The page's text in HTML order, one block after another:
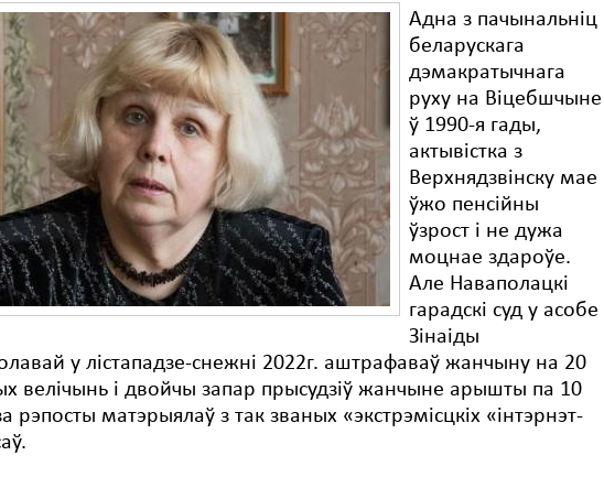
Адна з пачынальніц
беларускага
дэмакратычнага
руху на Віцебшчыне
ў 1990-я гады,
актывістка з
Верхнядзвінску мае
ўжо пенсійны
ўзрост і не дужа
моцнае здароўе.
Але Наваполацкі
гарадскі суд у асобе
Зінаіды
у лістападзе-снежні 2022г. аштрафаваў жанчыну на 20
велічынь і двойчы запар прысудзіў жанчыне арышты па 10
рэпосты матэрыялаў з так званых «экстрэмісцкіх «інтэрнэт-